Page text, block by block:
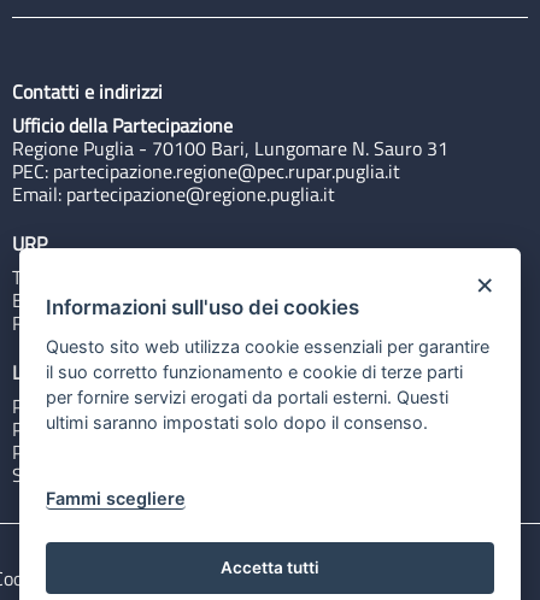
Contatti e indirizzi
Ufficio della Partecipazione
Regione Puglia - 70100 Bari, Lungomare N. Sauro 31
PEC: partecipazione.regione@pec.rupar.puglia.it
Email: partecipazione@regione.puglia.it
URP
Tel: 800713939
Email:quiregione@regione.puglia.it
Rubrica
Link utili
Portale Istituzionale
PO FESR Puglia 2014-2020
PSR Puglia 2014-2020
Sistema Puglia
e privacy
Note legali
×
Informazioni sull'uso dei cookies
Questo sito web utilizza cookie essenziali per garantire
il suo corretto funzionamento e cookie di terze parti
per fornire servizi erogati da portali esterni. Questi
ultimi saranno impostati solo dopo il consenso.
Fammi scegliere
Accetta tutti